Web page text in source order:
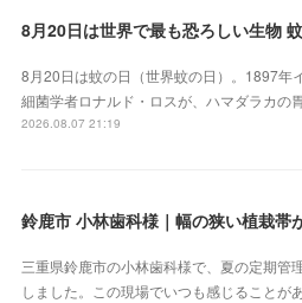
8月20日は蚊の日（世界蚊の日）。1897年
細菌学者ロナルド・ロスが、ハマダラカの
2026.08.07 21:19
三重県鈴鹿市の小林歯科様で、夏の定期管
しました。この現場でいつも感じることが